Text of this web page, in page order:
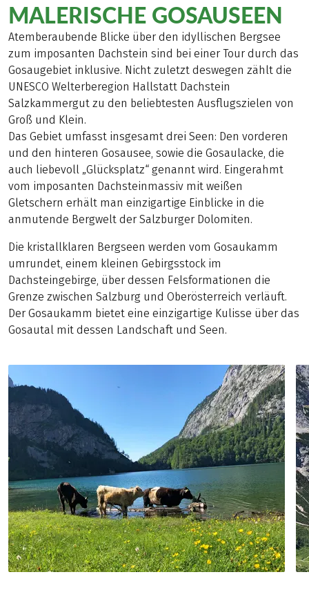
MALERISCHE GOSAUSEEN
Atemberaubende Blicke über den idyllischen Bergsee
zum imposanten Dachstein sind bei einer Tour durch das
Gosaugebiet inklusive. Nicht zuletzt deswegen zählt die
UNESCO Welterberegion Hallstatt Dachstein
Salzkammergut zu den beliebtesten Ausflugszielen von
Groß und Klein.
Das Gebiet umfasst insgesamt drei Seen: Den vorderen
und den hinteren Gosausee, sowie die Gosaulacke, die
auch liebevoll „Glücksplatz“ genannt wird. Eingerahmt
vom imposanten Dachsteinmassiv mit weißen
Gletschern erhält man einzigartige Einblicke in die
anmutende Bergwelt der Salzburger Dolomiten.
Die kristallklaren Bergseen werden vom Gosaukamm
umrundet, einem kleinen Gebirgsstock im
Dachsteingebirge, über dessen Felsformationen die
Grenze zwischen Salzburg und Oberösterreich verläuft.
Der Gosaukamm bietet eine einzigartige Kulisse über das
Gosautal mit dessen Landschaft und Seen.